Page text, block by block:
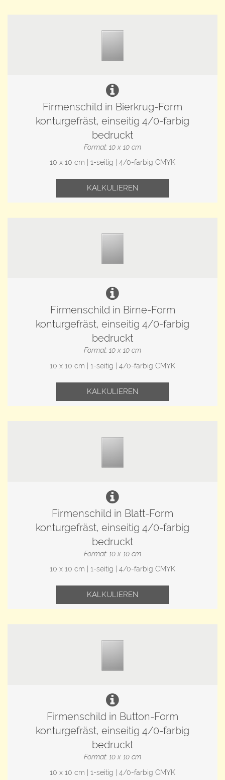
Firmenschild in Bierkrug-Form
konturgefräst, einseitig 4/0-farbig
bedruckt
Format: 10 x 10 cm
10 x 10 cm | 1-seitig | 4/0-farbig CMYK
KALKULIEREN
Firmenschild in Birne-Form
konturgefräst, einseitig 4/0-farbig
bedruckt
Format: 10 x 10 cm
10 x 10 cm | 1-seitig | 4/0-farbig CMYK
KALKULIEREN
Firmenschild in Blatt-Form
konturgefräst, einseitig 4/0-farbig
bedruckt
Format: 10 x 10 cm
10 x 10 cm | 1-seitig | 4/0-farbig CMYK
KALKULIEREN
Firmenschild in Button-Form
konturgefräst, einseitig 4/0-farbig
bedruckt
Format: 10 x 10 cm
10 x 10 cm | 1-seitig | 4/0-farbig CMYK